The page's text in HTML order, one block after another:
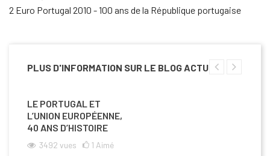
2 Euro Portugal 2010 - 100 ans de la République portugaise
PLUS D'INFORMATION SUR LE BLOG ACTU
LE PORTUGAL ET
L’UNION EUROPÉENNE,
40 ANS D’HISTOIRE
3492 vues 1 Aimé